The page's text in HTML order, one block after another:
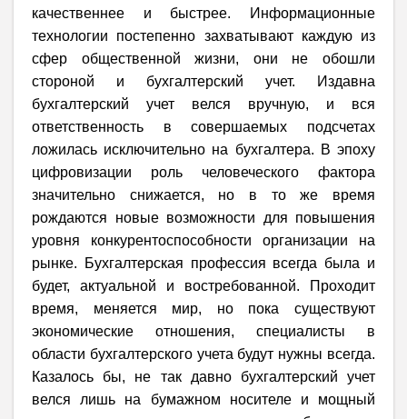
качественнее и быстрее. Информационные
технологии постепенно захватывают каждую из
сфер общественной жизни, они не обошли
стороной и бухгалтерский учет. Издавна
бухгалтерский учет велся вручную, и вся
ответственность в совершаемых подсчетах
ложилась исключительно на бухгалтера. В эпоху
цифровизации роль человеческого фактора
значительно снижается, но в то же время
рождаются новые возможности для повышения
уровня конкурентоспособности организации на
рынке. Бухгалтерская профессия всегда была и
будет, актуальной и востребованной. Проходит
время, меняется мир, но пока существуют
экономические отношения, специалисты в
области бухгалтерского учета будут нужны всегда.
Казалось бы, не так давно бухгалтерский учет
велся лишь на бумажном носителе и мощный